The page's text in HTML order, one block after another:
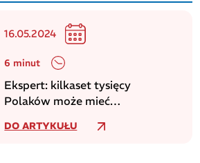
16.05.2024
6 minut
Ekspert: kilkaset tysięcy
Polaków może mieć
DO ARTYKUŁU